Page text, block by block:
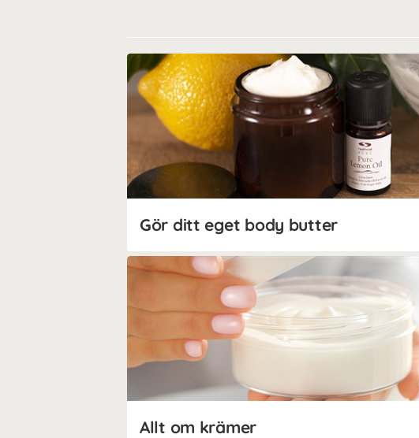
Gör ditt eget body butter
Allt om krämer